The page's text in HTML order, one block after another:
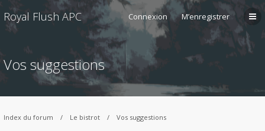
Royal Flush APC Connexion M’enregistrer
Vos suggestions
Index du forum Le bistrot Vos suggestions